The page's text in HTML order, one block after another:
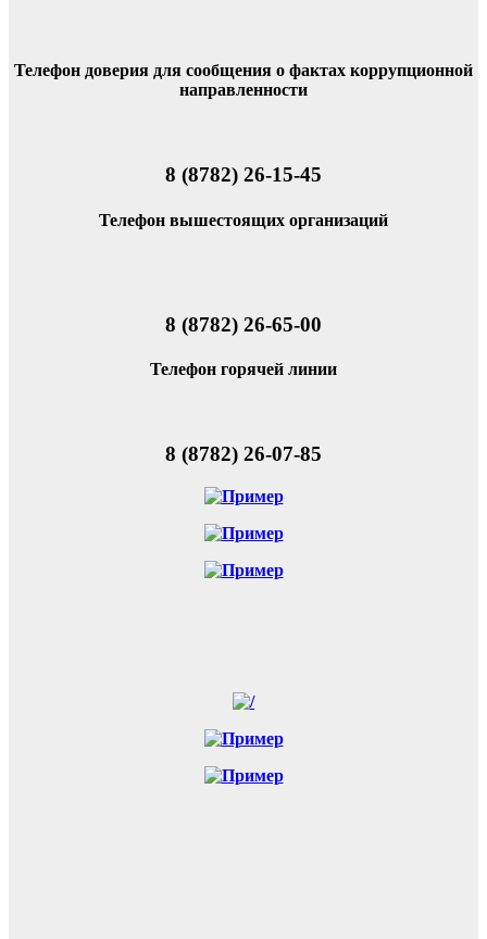
Телефон доверия для сообщения о фактах коррупционной
направленности
8 (8782) 26-15-45
Телефон вышестоящих организаций
8 (8782) 26-65-00
Телефон горячей линии
8 (8782) 26-07-85